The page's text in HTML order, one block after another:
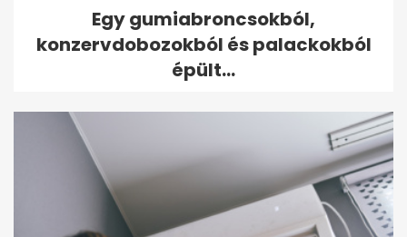
Egy gumiabroncsokból,
konzervdobozokból és palackokból
épült...